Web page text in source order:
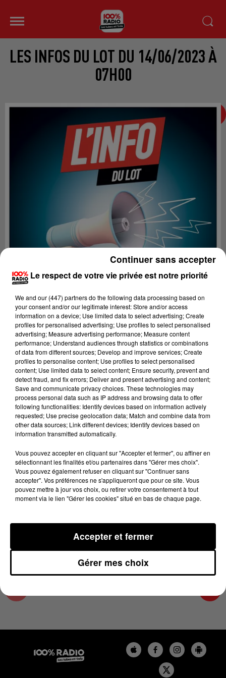
LES INFOS DU LOT DU 14/06/2023 À
07H00
Lecture (4 min 19 sec)
100%
100% radio les infos du Lot
14 juin 2023 - 4 min 19 sec
LES INFOS DU LOT DU 14/06/2023 À 07H00
14/06/2023
Le respect de votre vie privée est notre priorité
We and our (447) partnersdo the following data processing based on
your consent and/or our legitimate interest: Store and/or access
information on a device; Use limited data to select advertising; Create
profiles for personalised advertising; Use profiles to select personalised
advertising; Measure advertising performance; Measure content
performance; Understand audiences through statistics or combinations
of data from different sources; Develop and improve services; Create
profiles to personalise content; Use profiles to select personalised
content; Use limited data to select content; Ensure security, prevent and
detect fraud, and fix errors; Deliver and present advertising and content;
Save and communicate privacy choices. These technologies may
process personal data such as IP address and browsing data to offer
following functionalities: Identify devices based on information actively
requested; Use precise geolocation data; Match and combine data from
other data sources; Link different devices; Identify devices based on
information transmitted automatically.
Vous pouvez accepter en cliquant sur "Accepter et fermer", ou affiner en
sélectionnant les finalités et/ou partenaires dans "Gérer mes choix".
Vous pouvez également refuser en cliquant sur "Continuer sans
accepter". Vos préférences ne s'appliqueront que pour ce site. Vous
pouvez mettre à jour vos choix, ou retirer votre consentement à tout
moment via le lien "Gérer les cookies" situé en bas de chaque page.
Gérer mes choix
Accepter et fermer
Continuer sans accepter